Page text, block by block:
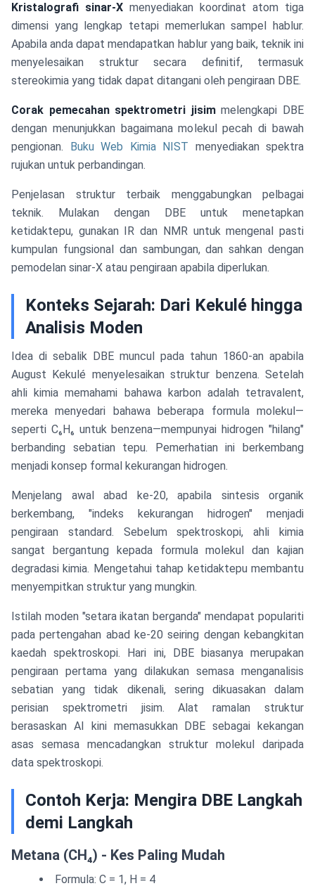
Kristalografi sinar-X menyediakan koordinat atom tiga
dimensi yang lengkap tetapi memerlukan sampel hablur.
Apabila anda dapat mendapatkan hablur yang baik, teknik ini
menyelesaikan struktur secara definitif, termasuk
stereokimia yang tidak dapat ditangani oleh pengiraan DBE.
Corak pemecahan spektrometri jisimmelengkapi DBE
dengan menunjukkan bagaimana molekul pecah di bawah
pengionan. Buku Web Kimia NIST menyediakan spektra
rujukan untuk perbandingan.
Penjelasan struktur terbaik menggabungkan pelbagai
teknik. Mulakan dengan DBE untuk menetapkan
ketidaktepu, gunakan IR dan NMR untuk mengenal pasti
kumpulan fungsional dan sambungan, dan sahkan dengan
pemodelan sinar-X atau pengiraan apabila diperlukan.
Konteks Sejarah: Dari Kekulé hingga
Analisis Moden
Idea di sebalik DBE muncul pada tahun 1860-an apabila
August Kekulé menyelesaikan struktur benzena. Setelah
ahli kimia memahami bahawa karbon adalah tetravalent,
mereka menyedari bahawa beberapa formula molekul—
seperti C₆H₆ untuk benzena—mempunyai hidrogen "hilang"
berbanding sebatian tepu. Pemerhatian ini berkembang
menjadi konsep formal kekurangan hidrogen.
Menjelang awal abad ke-20, apabila sintesis organik
berkembang, "indeks kekurangan hidrogen" menjadi
pengiraan standard. Sebelum spektroskopi, ahli kimia
sangat bergantung kepada formula molekul dan kajian
degradasi kimia. Mengetahui tahap ketidaktepu membantu
menyempitkan struktur yang mungkin.
Istilah moden "setara ikatan berganda" mendapat populariti
pada pertengahan abad ke-20 seiring dengan kebangkitan
kaedah spektroskopi. Hari ini, DBE biasanya merupakan
pengiraan pertama yang dilakukan semasa menganalisis
sebatian yang tidak dikenali, sering dikuasakan dalam
perisian spektrometri jisim. Alat ramalan struktur
berasaskan AI kini memasukkan DBE sebagai kekangan
asas semasa mencadangkan struktur molekul daripada
data spektroskopi.
Contoh Kerja: Mengira DBE Langkah
demi Langkah
Metana (CH₄) - Kes Paling Mudah
Formula: C = 1, H = 4